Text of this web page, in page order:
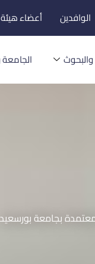
الوافدين أعضاء
والبحوث
بجامعة بورسعيد